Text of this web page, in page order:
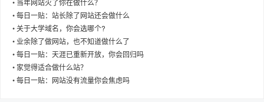
• 当年网站火了你在做什么？
•每日一贴：站长除了网站还会做什么
•关于大学域名，你会选哪个?
• 业余除了做网站，也不知道做什么了
•每日一贴：天涯已重新开放，你会回归吗
• 家觉得适合做什么站？
•每日一贴：网站没有流量你会焦虑吗